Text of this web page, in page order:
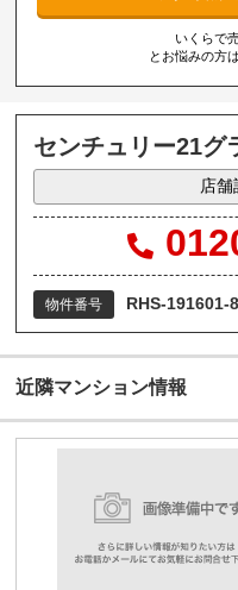
いくらで
とお悩みの方
センチュリー21グ
店舗
物件番号 RHS-191601-
近隣マンション情報